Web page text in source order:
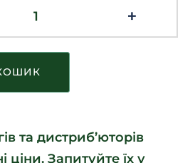
+
та дистриб’юторів
ціни. Запитуйте їх у